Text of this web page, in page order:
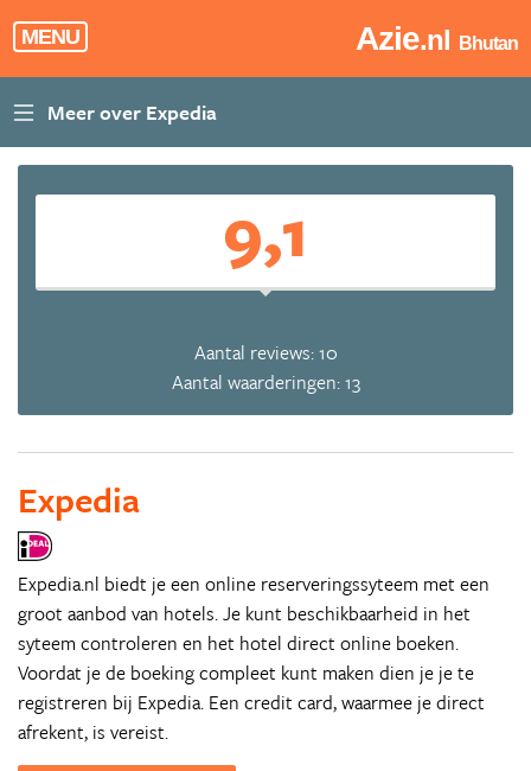
MENU Azie.nl Bhutan
9,1
Aantal reviews: 10
Aantal waarderingen: 13
Expedia
Expedia.nl biedt je een online reserveringssyteem met een
groot aanbod van hotels. Je kunt beschikbaarheid in het
syteem controleren en het hotel direct online boeken.
Voordat je de boeking compleet kunt maken dien je je te
registreren bij Expedia. Een credit card, waarmee je direct
afrekent, is vereist.